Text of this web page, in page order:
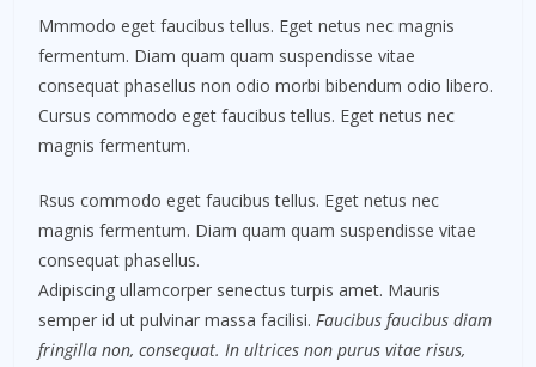
Mmmodo eget faucibus tellus. Eget netus nec magnis
fermentum. Diam quam quam suspendisse vitae
consequat phasellus non odio morbi bibendum odio libero.
Cursus commodo eget faucibus tellus. Eget netus nec
magnis fermentum.
Rsus commodo eget faucibus tellus. Eget netus nec
magnis fermentum. Diam quam quam suspendisse vitae
consequat phasellus.
Adipiscing ullamcorper senectus turpis amet. Mauris
semper id ut pulvinar massa facilisi. Faucibus faucibus diam
fringilla non, consequat. In ultrices non purus vitae risus,